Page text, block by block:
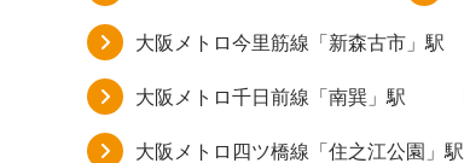
大阪メトロ今里筋線「新森古市」駅
大阪メトロ千日前線「南巽」駅
大阪メトロ四ツ橋線「住之江公園」駅